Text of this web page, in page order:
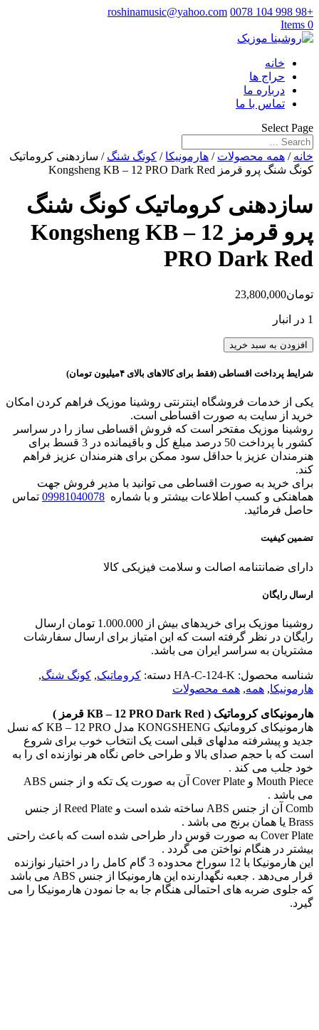
+98 998 104 0078
roshinamusic@yahoo.com
0 Items
خانه
حراج ها
درباره ما
تماس با ما
Select Page
خانه / همه محصولات / هارمونیکا / کونگ شنگ / سازدهنی کروماتیک
کونگ شنگ پرو قرمز Kongsheng KB – 12 PRO Dark Red
سازدهنی کروماتیک کونگ شنگ
پرو قرمز Kongsheng KB – 12
PRO Dark Red
تومان23,800,000
1 در انبار
سازدهنی
کونگ
پرو
قرمز
Kongsheng
KB
-
12
PRO
Dark
Red
عدد
افزودن به سبد خرید
شرایط پرداخت اقساطی (فقط برای کالاهای بالای ۴میلیون تومان)
یکی از خدمات فروشگاه اینترنتی روشینا موزیک فراهم کردن امکان
خرید از سایت به صورت اقساطی است.
روشینا موزیک مفتخر است که فروش اقساطی ساز را در سراسر
کشور با پرداخت 50 درصد مبلغ کل و باقیمانده در 3 قسط برای
هنرمندان عزیز با حداقل سود ممکن برای هنرمندان عزیز فراهم
کند.
برای خرید به صورت اقساطی می توانید با مدیر فروش جهت
هماهنکی و کسب اطلاعات بیشتر و با شماره 09981040078 تماس
حاصل فرمائید.
تضمین کیفیت
دارای ضمانتنامه اصالت و سلامت فیزیکی کالا
ارسال رایگان
روشینا موزیک برای خریدهای بیش از 1.000.000 تومان ارسال
رایگان در نظر گرفته است که این امتیاز برای ارسال سفارشات
مشتریان به سراسر ایران می باشد.
شناسه محصول: HA-C-124-K دسته: کروماتیک, کونگ شنگ,
هارمونیکا, همه, همه محصولات
هارمونیکای کروماتیک ( KB – 12 PRO Dark Red قرمز )
هارمونیکای کروماتیک KONGSHENG مدل KB – 12 PRO که نسل
جدید و پیشرفته مدلهای قبلی است یک انتخاب خوب برای شروع
است که با حجم صدای بالا و طراحی خاص نگاه هر نوازنده ای را به
خود جلب می کند .
Mouth Piece و Cover Plate آن به صورت یک تکه و از جنس ABS
می باشد .
Comb آن از جنس ABS ساخته شده است و Reed Plate از جنس
Brass یا همان برنج می باشد .
Cover Plate به صورت قوس دار طراحی شده است که باعث راحتی
بیشتر در هنگام نواختن می گردد .
این هارمونیکا با 12 سوراخ محدوده‌ 3 گام کامل را در اختیار نوازنده
قرار می‌دهد . جعبه نگهدارنده این هارمونیکا از جنس ABS می باشد
که جلوی ضربه های احتمالی هنگام جا به جا نمودن هارمونیکا را می
گیرد.